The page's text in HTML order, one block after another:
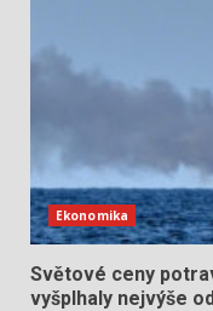
Ekonomika
Světové ceny
vyšplhaly nejvýše